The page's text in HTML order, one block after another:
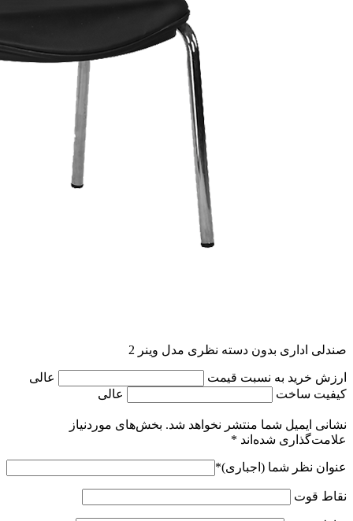
صندلی اداری بدون دسته نظری مدل وینر 2
ارزش خرید به نسبت قیمت
عالی
کیفیت ساخت
عالی
نشانی ایمیل شما منتشر نخواهد شد. بخش‌های موردنیاز
علامت‌گذاری شده‌اند *
عنوان نظر شما (اجباری)*
نقاط قوت